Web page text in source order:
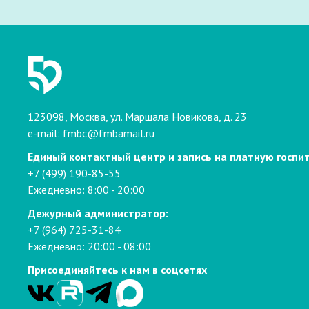
123098, Москва, ул. Маршала Новикова, д. 23
e-mail: fmbc@fmbamail.ru
Единый контактный центр и запись на платную
+7 (499) 190-85-55
Ежедневно: 8:00 - 20:00
Дежурный администратор:
+7 (964) 725-31-84
Ежедневно: 20:00 - 08:00
Присоединяйтесь к нам в соцсетях